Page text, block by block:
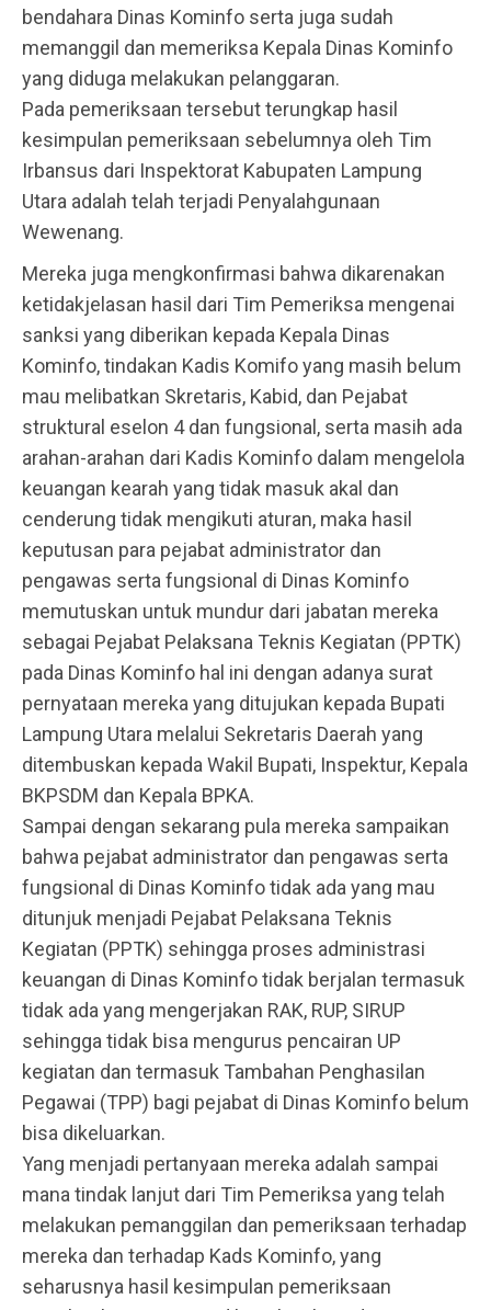
bendahara Dinas Kominfo serta juga sudah
memanggil dan memeriksa Kepala Dinas Kominfo
yang diduga melakukan pelanggaran.
Pada pemeriksaan tersebut terungkap hasil
kesimpulan pemeriksaan sebelumnya oleh Tim
Irbansus dari Inspektorat Kabupaten Lampung
Utara adalah telah terjadi Penyalahgunaan
Wewenang.
Mereka juga mengkonfirmasi bahwa dikarenakan
ketidakjelasan hasil dari Tim Pemeriksa mengenai
sanksi yang diberikan kepada Kepala Dinas
Kominfo, tindakan Kadis Komifo yang masih belum
mau melibatkan Skretaris, Kabid, dan Pejabat
struktural eselon 4 dan fungsional, serta masih ada
arahan-arahan dari Kadis Kominfo dalam mengelola
keuangan kearah yang tidak masuk akal dan
cenderung tidak mengikuti aturan, maka hasil
keputusan para pejabat administrator dan
pengawas serta fungsional di Dinas Kominfo
memutuskan untuk mundur dari jabatan mereka
sebagai Pejabat Pelaksana Teknis Kegiatan (PPTK)
pada Dinas Kominfo hal ini dengan adanya surat
pernyataan mereka yang ditujukan kepada Bupati
Lampung Utara melalui Sekretaris Daerah yang
ditembuskan kepada Wakil Bupati, Inspektur, Kepala
BKPSDM dan Kepala BPKA.
Sampai dengan sekarang pula mereka sampaikan
bahwa pejabat administrator dan pengawas serta
fungsional di Dinas Kominfo tidak ada yang mau
ditunjuk menjadi Pejabat Pelaksana Teknis
Kegiatan (PPTK) sehingga proses administrasi
keuangan di Dinas Kominfo tidak berjalan termasuk
tidak ada yang mengerjakan RAK, RUP, SIRUP
sehingga tidak bisa mengurus pencairan UP
kegiatan dan termasuk Tambahan Penghasilan
Pegawai (TPP) bagi pejabat di Dinas Kominfo belum
bisa dikeluarkan.
Yang menjadi pertanyaan mereka adalah sampai
mana tindak lanjut dari Tim Pemeriksa yang telah
melakukan pemanggilan dan pemeriksaan terhadap
mereka dan terhadap Kads Kominfo, yang
seharusnya hasil kesimpulan pemeriksaan